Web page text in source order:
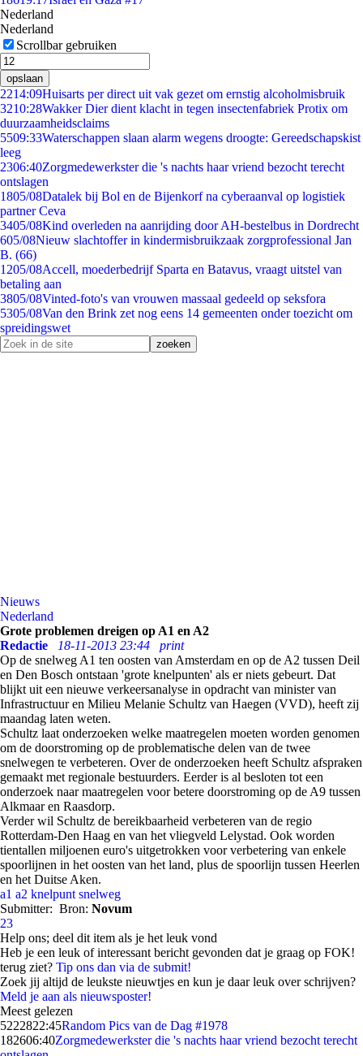
Nederland
Nederland
Scrollbar gebruiken
opslaan
2214:09Huisarts per direct uit vak gezet om ernstig alcoholmisbruik
3210:28Wakker Dier dient klacht in tegen insectenfabriek Protix om
duurzaamheidsclaims
5509:33Waterschappen slaan alarm wegens droogte: Gereedschapskist
leeg
2306:40Zorgmedewerkster die 's nachts haar vriend bezocht terecht
ontslagen
1805/08Datalek bij Bol en de Bijenkorf na cyberaanval op logistiek
partner Ceva
3405/08Kind overleden na aanrijding door AH-bestelbus in Dordrecht
605/08Nieuw slachtoffer in kindermisbruikzaak zorgprofessional Jan
B. (66)
1205/08Accell, moederbedrijf Sparta en Batavus, vraagt uitstel van
betaling aan
3805/08Vinted-foto's van vrouwen massaal gedeeld op seksfora
5305/08Van den Brink zet nog eens 14 gemeenten onder toezicht om
spreidingswet
Nieuws
Nederland
Grote problemen dreigen op A1 en A2
Redactie
18-11-2013 23:44
print
Op de snelweg A1 ten oosten van Amsterdam en op de A2 tussen Deil
en Den Bosch ontstaan 'grote knelpunten' als er niets gebeurt. Dat
blijkt uit een nieuwe verkeersanalyse in opdracht van minister van
Infrastructuur en Milieu Melanie Schultz van Haegen (VVD), heeft zij
maandag laten weten.
Schultz laat onderzoeken welke maatregelen moeten worden genomen
om de doorstroming op de problematische delen van de twee
snelwegen te verbeteren. Over de onderzoeken heeft Schultz afspraken
gemaakt met regionale bestuurders. Eerder is al besloten tot een
onderzoek naar maatregelen voor betere doorstroming op de A9 tussen
Alkmaar en Raasdorp.
Verder wil Schultz de bereikbaarheid verbeteren van de regio
Rotterdam-Den Haag en van het vliegveld Lelystad. Ook worden
tientallen miljoenen euro's uitgetrokken voor verbetering van enkele
spoorlijnen in het oosten van het land, plus de spoorlijn tussen Heerlen
en het Duitse Aken.
a1 a2 knelpunt snelweg
Submitter: Bron: Novum
23
Help ons; deel dit item als je het leuk vond
Heb je een leuk of interessant bericht gevonden dat je graag op FOK!
terug ziet? Tip ons dan via de submit!
Zoek jij altijd de leukste nieuwtjes en kun je daar leuk over schrijven?
Meld je aan als nieuwsposter!
Meest gelezen
5222822:45Random Pics van de Dag #1978
182606:40Zorgmedewerkster die 's nachts haar vriend bezocht terecht